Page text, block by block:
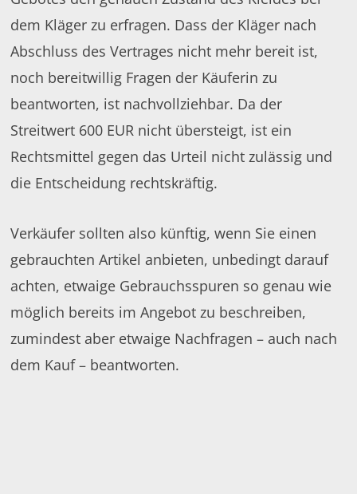
dem Kläger zu erfragen. Dass der Kläger nach
Abschluss des Vertrages nicht mehr bereit ist,
noch bereitwillig Fragen der Käuferin zu
beantworten, ist nachvollziehbar. Da der
Streitwert 600 EUR nicht übersteigt, ist ein
Rechtsmittel gegen das Urteil nicht zulässig und
die Entscheidung rechtskräftig.
Verkäufer sollten also künftig, wenn Sie einen
gebrauchten Artikel anbieten, unbedingt darauf
achten, etwaige Gebrauchsspuren so genau wie
möglich bereits im Angebot zu beschreiben,
zumindest aber etwaige Nachfragen – auch nach
dem Kauf – beantworten.